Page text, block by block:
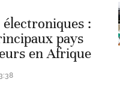
électroniques :
pays
en Afrique